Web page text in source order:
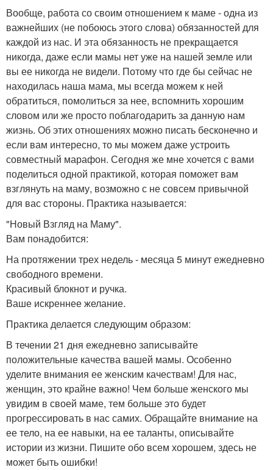
Вообще, работа со своим отношением к маме - одна из
важнейших (не побоюсь этого слова) обязанностей для
каждой из нас. И эта обязанность не прекращается
никогда, даже если мамы нет уже на нашей земле или
вы ее никогда не видели. Потому что где бы сейчас не
находилась наша мама, мы всегда можем к ней
обратиться, помолиться за нее, вспомнить хорошим
словом или же просто поблагодарить за данную нам
жизнь. Об этих отношениях можно писать бесконечно и
если вам интересно, то мы можем даже устроить
совместный марафон. Сегодня же мне хочется с вами
поделиться одной практикой, которая поможет вам
взглянуть на маму, возможно с не совсем привычной
для вас стороны. Практика называется:
"Новый Взгляд на Маму".
Вам понадобится:
На протяжении трех недель - месяца 5 минут ежедневно
свободного времени.
Красивый блокнот и ручка.
Ваше искреннее желание.
Практика делается следующим образом:
В течении 21 дня ежедневно записывайте
положительные качества вашей мамы. Особенно
уделите внимания ее женским качествам! Для нас,
женщин, это крайне важно! Чем больше женского мы
увидим в своей маме, тем больше это будет
прогрессировать в нас самих. Обращайте внимание на
ее тело, на ее навыки, на ее таланты, описывайте
истории из жизни. Пишите обо всем хорошем, здесь не
может быть ошибки!